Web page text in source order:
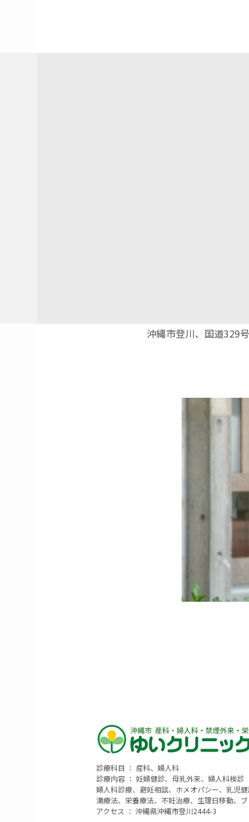
沖縄市登川、国道329
診療科目 ： 産科、婦人科
診療内容 ： 妊婦健診、母乳外来、婦人科検診
婦人科診療、避妊相談、ホメオパシー、乳児
滴療法、栄養療法、不妊治療、生理日移動、
アクセス ： 沖縄県沖縄市登川2444-3